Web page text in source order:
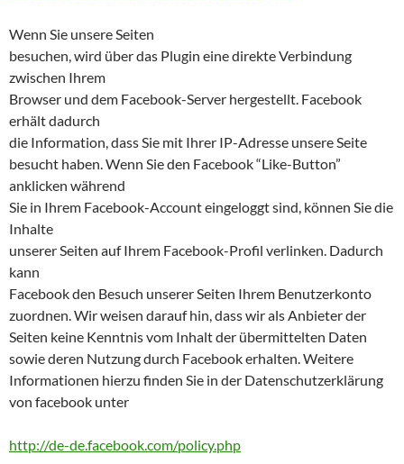
Wenn Sie unsere Seiten
besuchen, wird über das Plugin eine direkte Verbindung
zwischen Ihrem
Browser und dem Facebook-Server hergestellt. Facebook
erhält dadurch
die Information, dass Sie mit Ihrer IP-Adresse unsere Seite
besucht haben. Wenn Sie den Facebook “Like-Button”
anklicken während
Sie in Ihrem Facebook-Account eingeloggt sind, können Sie die
Inhalte
unserer Seiten auf Ihrem Facebook-Profil verlinken. Dadurch
kann
Facebook den Besuch unserer Seiten Ihrem Benutzerkonto
zuordnen. Wir weisen darauf hin, dass wir als Anbieter der
Seiten keine Kenntnis vom Inhalt der übermittelten Daten
sowie deren Nutzung durch Facebook erhalten. Weitere
Informationen hierzu finden Sie in der Datenschutzerklärung
von facebook unter
http://de-de.facebook.com/policy.php